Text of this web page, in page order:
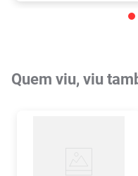
Quem viu, viu